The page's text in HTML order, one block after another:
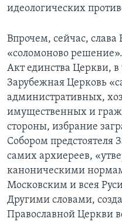
идеологических
Впрочем, сейчас, слава
«соломоново
Акт единства Церкви, в
Зарубежная Церковь
административных,
имущественных и
стороны, избрание
Собором предстоятеля
самих архиереев,
каноническими
Московским и всея
Другими словами,
Православной Церкви